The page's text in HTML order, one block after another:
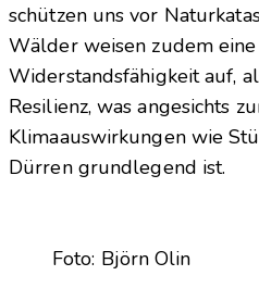
schützen uns vor
Wälder weisen zudem
Widerstandsfähigkeit auf,
Resilienz, was angesichts
Klimaauswirkungen wie
Dürren grundlegend ist.
Foto: Björn Olin